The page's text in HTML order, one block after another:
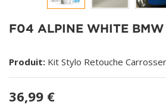
F04 ALPINE WHITE BMW
Produit: Kit Stylo Retouche
36,99 €